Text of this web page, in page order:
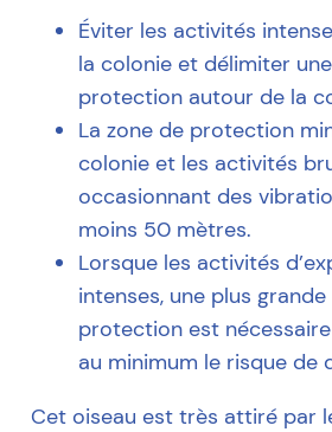
Éviter les activités
la colonie et délimiter
protection autour de la
La zone de protection
colonie et les activités
occasionnant des
moins 50 mètres.
Lorsque les activités
intenses, une plus
protection est
au minimum le risque de
Cet oiseau est très attiré par